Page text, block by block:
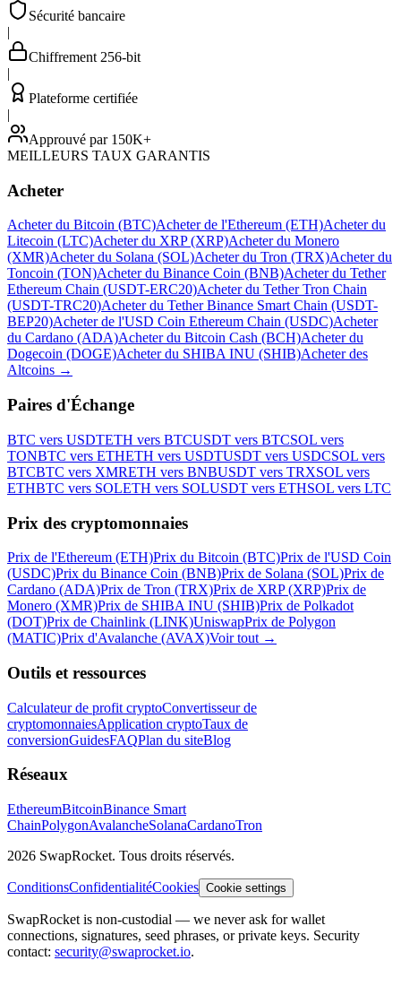
Sécurité bancaire
|
Chiffrement 256-bit
|
Plateforme certifiée
|
Approuvé par 150K+
MEILLEURS TAUX GARANTIS
Acheter
Acheter du Bitcoin (BTC)Acheter de l'Ethereum (ETH)Acheter du
Litecoin (LTC)Acheter du XRP (XRP)Acheter du Monero
(XMR)Acheter du Solana (SOL)Acheter du Tron (TRX)Acheter du
Toncoin (TON)Acheter du Binance Coin (BNB)Acheter du Tether
Ethereum Chain (USDT-ERC20)Acheter du Tether Tron Chain
(USDT-TRC20)Acheter du Tether Binance Smart Chain (USDT-
BEP20)Acheter de l'USD Coin Ethereum Chain (USDC)Acheter
du Cardano (ADA)Acheter du Bitcoin Cash (BCH)Acheter du
Dogecoin (DOGE)Acheter du SHIBA INU (SHIB)Acheter des
Altcoins →
Paires d'Échange
BTC vers USDTETH vers BTCUSDT vers BTCSOL vers
TONBTC vers ETHETH vers USDTUSDT vers USDCSOL vers
BTCBTC vers XMRETH vers BNBUSDT vers TRXSOL vers
ETHBTC vers SOLETH vers SOLUSDT vers ETHSOL vers LTC
Prix des cryptomonnaies
Prix de l'Ethereum (ETH)Prix du Bitcoin (BTC)Prix de l'USD Coin
(USDC)Prix du Binance Coin (BNB)Prix de Solana (SOL)Prix de
Cardano (ADA)Prix de Tron (TRX)Prix de XRP (XRP)Prix de
Monero (XMR)Prix de SHIBA INU (SHIB)Prix de Polkadot
(DOT)Prix de Chainlink (LINK)UniswapPrix de Polygon
(MATIC)Prix d'Avalanche (AVAX)Voir tout →
Outils et ressources
Calculateur de profit cryptoConvertisseur de
cryptomonnaiesApplication cryptoTaux de
conversionGuidesFAQPlan du siteBlog
Réseaux
EthereumBitcoinBinance Smart
ChainPolygonAvalancheSolanaCardanoTron
2026 SwapRocket. Tous droits réservés.
ConditionsConfidentialitéCookies Cookie settings
SwapRocket is non-custodial — we never ask for wallet
connections, signatures, seed phrases, or private keys. Security
contact: security@swaprocket.io.